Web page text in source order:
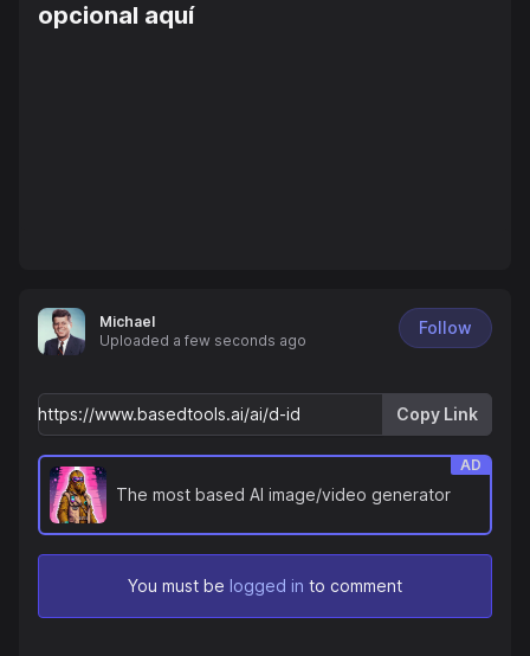
opcional aquí
Michael
Uploaded a few seconds ago
Follow
Copy Link
The most based AI image/video generator
AD
You must be logged in to comment